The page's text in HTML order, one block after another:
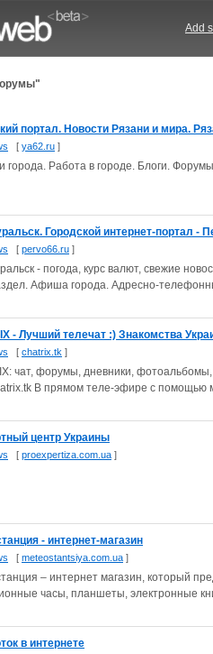
Add
портал. Новости Рязани и мира.
[ ya62.ru ]
города. Работа в городе. Блоги.
Городской интернет-портал -
[ pervo66.ru ]
- погода, курс валют, свежие
Афиша города. Адресно-
- Лучший телечат :) Знакомства
[ chatrix.tk ]
чат, форумы, дневники, фотоальбомы,
В прямом теле-эфире с помощью
центр Украины
[ proexpertiza.com.ua ]
- интернет-магазин
[ meteostantsiya.com.ua ]
– интернет магазин, который
часы, планшеты, электронные
в интернете